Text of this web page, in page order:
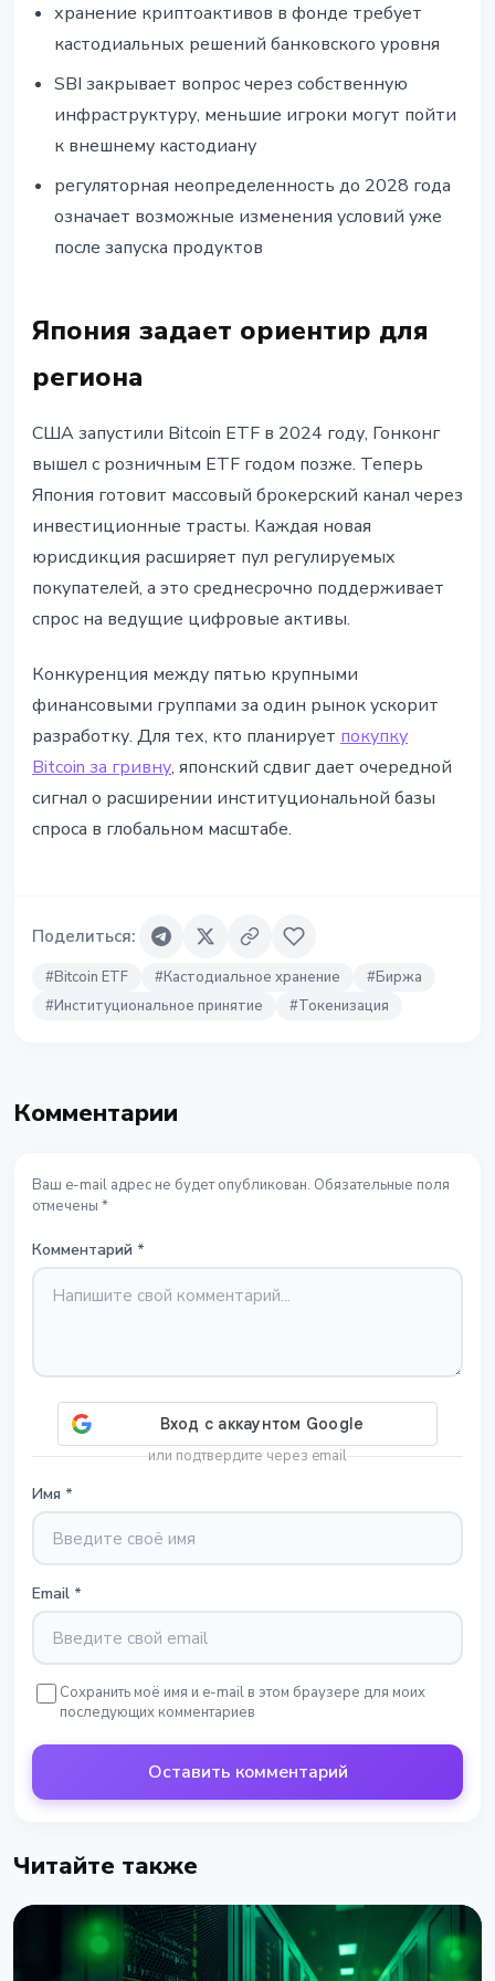
хранение криптоактивов в фонде требует
кастодиальных решений банковского уровня
SBI закрывает вопрос через собственную
инфраструктуру, меньшие игроки могут пойти
к внешнему кастодиану
регуляторная неопределенность до 2028 года
означает возможные изменения условий уже
после запуска продуктов
Япония задает ориентир для
региона
США запустили Bitcoin ETF в 2024 году, Гонконг
вышел с розничным ETF годом позже. Теперь
Япония готовит массовый брокерский канал через
инвестиционные трасты. Каждая новая
юрисдикция расширяет пул регулируемых
покупателей, а это среднесрочно поддерживает
спрос на ведущие цифровые активы.
Конкуренция между пятью крупными
финансовыми группами за один рынок ускорит
разработку. Для тех, кто планирует покупку
Bitcoin за гривну, японский сдвиг дает очередной
сигнал о расширении институциональной базы
спроса в глобальном масштабе.
Поделиться:
#Bitcoin ETF #Кастодиальное хранение #Биржа
#Институциональное принятие #Токенизация
Комментарии
Ваш e-mail адрес не будет опубликован. Обязательные поля
отмечены *
Комментарий *
или подтвердите через email
Имя *
Email *
Сохранить моё имя и e-mail в этом браузере для моих
последующих комментариев
Оставить комментарий
Читайте также